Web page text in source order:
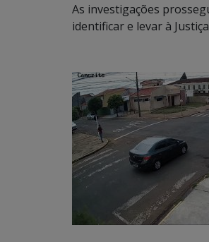
As investigações
identificar e levar à